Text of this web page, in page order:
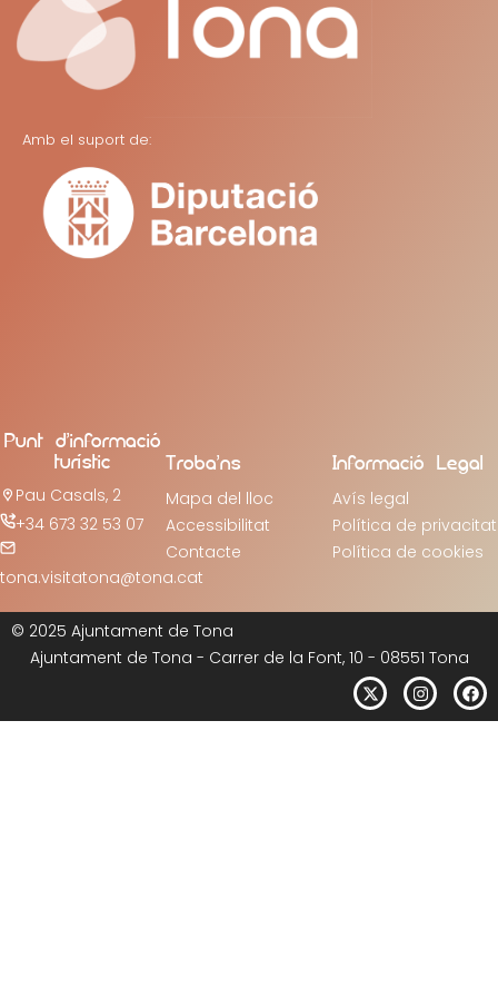
Amb el suport de:
Punt d’informació
turístic
Pau Casals, 2
+34 673 32 53 07
tona.visitatona@tona.cat
Troba’ns
Mapa del lloc
Accessibilitat
Contacte
Informació Legal
Avís legal
Política de privacitat
Política de cookies
© 2025 Ajuntament de Tona
Ajuntament de Tona - Carrer de la Font, 10 - 08551 Tona